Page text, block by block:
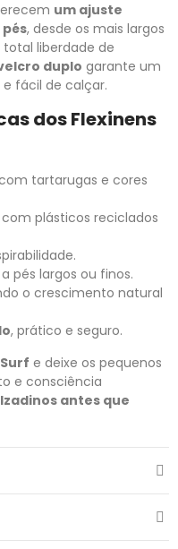
um ajuste
, desde os mais largos
liberdade de
duplo garante um
fácil de calçar.
dos Flexinens
tartarugas e cores
plásticos reciclados
pés largos ou finos.
o crescimento natural
, prático e seguro.
e deixe os pequenos
e consciência
antes que